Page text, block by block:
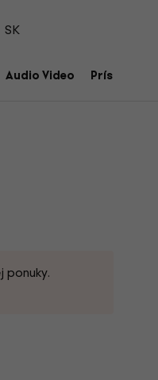
SK
Audio Video